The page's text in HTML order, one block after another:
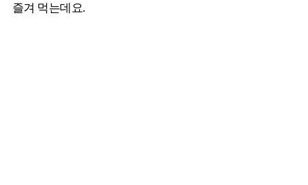
즐겨 먹는데요.